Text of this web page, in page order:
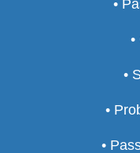
•
•
•
•